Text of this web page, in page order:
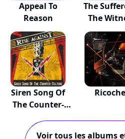
Appeal To
Reason
The
The
Siren Song Of
The Counter-
Voir tous les albums